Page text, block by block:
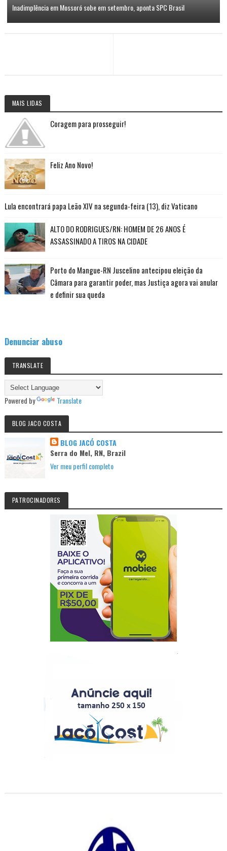
Inadimplência em Mossoró sobe em setembro, aponta SPC Brasil
MAIS LIDAS
Coragem para prosseguir!
Feliz Ano Novo!
Lula encontrará papa Leão XIV na segunda-feira (13), diz Vaticano
ALTO DO RODRIGUES/RN: HOMEM DE 26 ANOS É
ASSASSINADO A TIROS NA CIDADE
Porto do Mangue-RN Juscelino antecipou eleição da
Câmara para garantir poder, mas Justiça agora vai anular
e definir sua queda
Denunciar abuso
TRANSLATE
Powered by Translate
BLOG JACO COSTA
BLOG JACÓ COSTA
Serra do Mel, RN, Brazil
Ver meu perfil completo
PATROCINADORES